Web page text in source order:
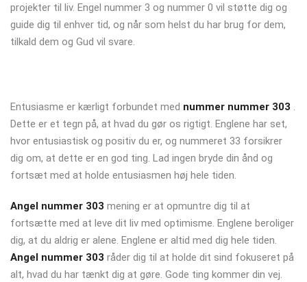
projekter til liv. Engel nummer 3 og nummer 0 vil støtte dig og
guide dig til enhver tid, og når som helst du har brug for dem,
tilkald dem og Gud vil svare.
Entusiasme er kærligt forbundet med nummer nummer 303
Dette er et tegn på, at hvad du gør os rigtigt. Englene har set,
hvor entusiastisk og positiv du er, og nummeret 33 forsikrer
dig om, at dette er en god ting. Lad ingen bryde din ånd og
fortsæt med at holde entusiasmen høj hele tiden.
Angel nummer 303 mening er at opmuntre dig til at
fortsætte med at leve dit liv med optimisme. Englene beroliger
dig, at du aldrig er alene. Englene er altid med dig hele tiden.
Angel nummer 303 råder dig til at holde dit sind fokuseret på
alt, hvad du har tænkt dig at gøre. Gode ​​ting kommer din vej.